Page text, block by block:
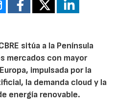
sitúa a la Península
mercados con mayor
impulsada por la
la demanda cloud y la
energía renovable.